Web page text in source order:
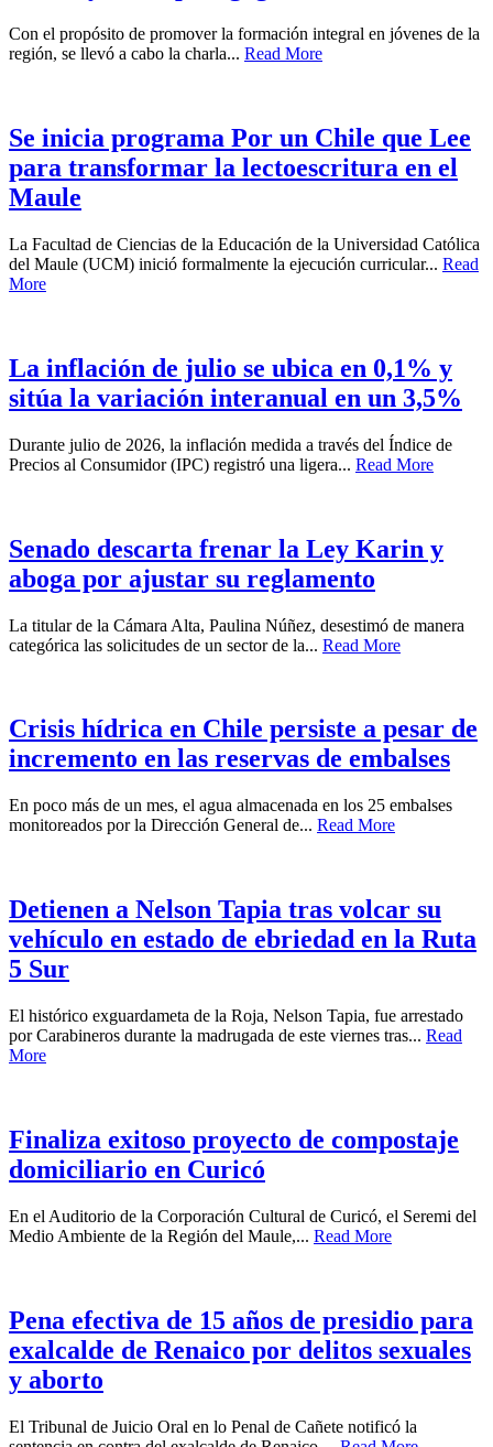
Con el propósito de promover la formación integral en jóvenes de la
región, se llevó a cabo la charla... Read More
Se inicia programa Por un Chile que Lee
para transformar la lectoescritura en el
Maule
La Facultad de Ciencias de la Educación de la Universidad Católica
del Maule (UCM) inició formalmente la ejecución curricular... Read
More
La inflación de julio se ubica en 0,1% y
sitúa la variación interanual en un 3,5%
Durante julio de 2026, la inflación medida a través del Índice de
Precios al Consumidor (IPC) registró una ligera... Read More
Senado descarta frenar la Ley Karin y
aboga por ajustar su reglamento
La titular de la Cámara Alta, Paulina Núñez, desestimó de manera
categórica las solicitudes de un sector de la... Read More
Crisis hídrica en Chile persiste a pesar de
incremento en las reservas de embalses
En poco más de un mes, el agua almacenada en los 25 embalses
monitoreados por la Dirección General de... Read More
Detienen a Nelson Tapia tras volcar su
vehículo en estado de ebriedad en la Ruta
5 Sur
El histórico exguardameta de la Roja, Nelson Tapia, fue arrestado
por Carabineros durante la madrugada de este viernes tras... Read
More
Finaliza exitoso proyecto de compostaje
domiciliario en Curicó
En el Auditorio de la Corporación Cultural de Curicó, el Seremi del
Medio Ambiente de la Región del Maule,... Read More
Pena efectiva de 15 años de presidio para
exalcalde de Renaico por delitos sexuales
y aborto
El Tribunal de Juicio Oral en lo Penal de Cañete notificó la